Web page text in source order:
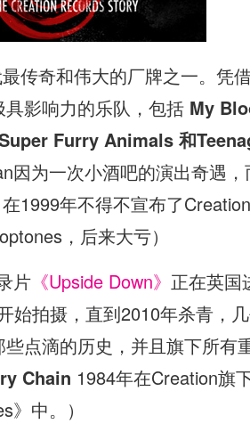
传奇和伟大的厂牌之一。凭
影响力的乐队，包括 My
Furry Animals 和
因为一次小酒吧的演出奇遇
1999年不得不宣布了
，后来大亏）
片 《Upside Down》 正在英国
拍摄，直到2010年杀青，
点滴的历史，并且旗下所有
Chain 1984年在Creation旗
中。）